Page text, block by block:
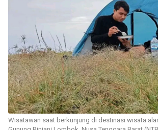
Wisatawan saat berkunjung di destinasi wisata